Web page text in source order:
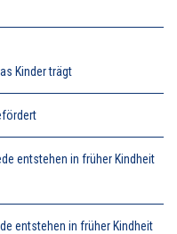
Kinder trägt
entstehen in früher Kindheit
entstehen in früher Kindheit